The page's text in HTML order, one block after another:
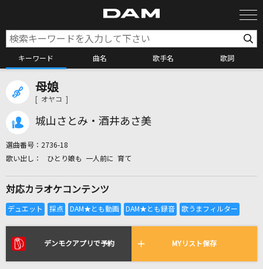
キーワード 曲名 歌手名 歌詞
全国りれき
リアルタイムで歌われている曲の一覧
母娘
[ オヤコ ]
城山さとみ・酒井あさ美
選曲番号： 2736-18
ひとり娘も 一人前に 育て
対応カラオケコンテンツ
デンモクアプリで予約 MYリスト保存